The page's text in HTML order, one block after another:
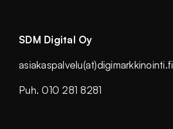
SDM Digital Oy
asiakaspalvelu(at)digimarkkinointi.fi
Puh. 010 281 8281